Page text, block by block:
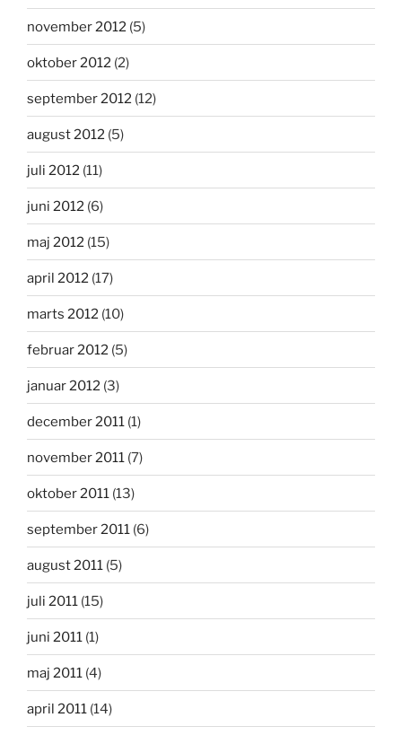
november 2012 (5)
oktober 2012 (2)
september 2012 (12)
august 2012 (5)
juli 2012 (11)
juni 2012 (6)
maj 2012 (15)
april 2012 (17)
marts 2012 (10)
februar 2012 (5)
januar 2012 (3)
december 2011 (1)
november 2011 (7)
oktober 2011 (13)
september 2011 (6)
august 2011 (5)
juli 2011 (15)
juni 2011 (1)
maj 2011 (4)
april 2011 (14)